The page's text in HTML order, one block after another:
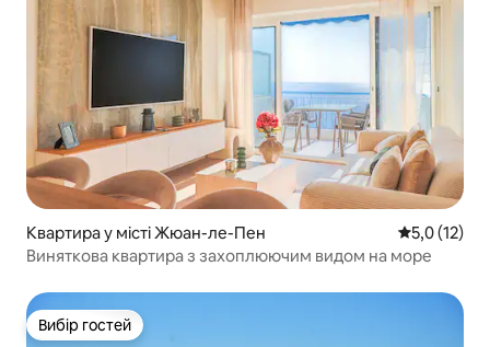
Квартира у місті Жюан-ле-Пен Середня
5,0 (12)
Виняткова квартира з захоплюючим видом на море
Вибір гостей
Вибір гостей